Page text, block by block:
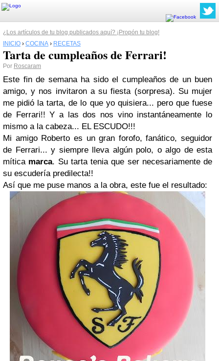
¿Los artículos de tu blog publicados aquí? ¡Propón tu blog!
INICIO › COCINA › RECETAS
Tarta de cumpleaños de Ferrari!
Por Roscaram
Este fin de semana ha sido el cumpleaños de un buen
amigo, y nos invitaron a su fiesta (sorpresa). Su mujer
me pidió la tarta, de lo que yo quisiera... pero que fuese
de Ferrari!! Y a las dos nos vino instantáneamente lo
mismo a la cabeza... EL ESCUDO!!!
Mi amigo Roberto es un gran forofo, fanático, seguidor
de Ferrari... y siempre lleva algún polo, o algo de esta
mítica marca. Su tarta tenia que ser necesariamente de
su escudería predilecta!!
Así que me puse manos a la obra, este fue el resultado: